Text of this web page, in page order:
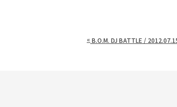
« B.O.M. DJ BATTLE /